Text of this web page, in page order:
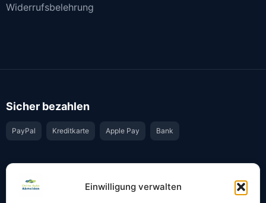
Einwilligung verwalten
Widerrufsbelehrung
Sicher bezahlen
PayPal Kreditkarte Apple Pay Bank